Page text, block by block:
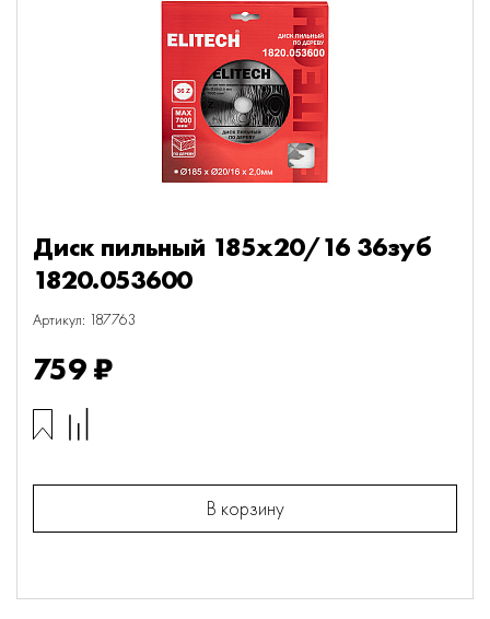
Диск пильный 185х20/16 36зуб
1820.053600
Артикул: 187763
759 ₽
В корзину